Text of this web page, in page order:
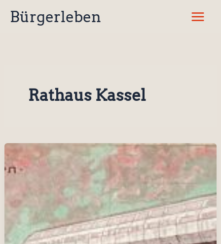
InhaltBürgerleben
Rathaus Kassel